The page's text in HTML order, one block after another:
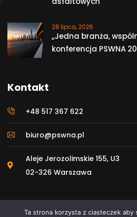
28 lipca, 2026
„Jedna branża,
konferencja PSWNA
Kontakt
+48 517 367 622
biuro@pswna.pl
Aleje Jerozolimskie 155, U3
02-326 Warszawa
Ta strona korzysta z ciasteczek aby